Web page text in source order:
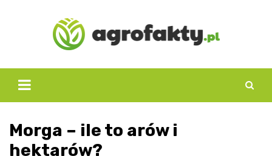
Morga – ile to arów i
hektarów?